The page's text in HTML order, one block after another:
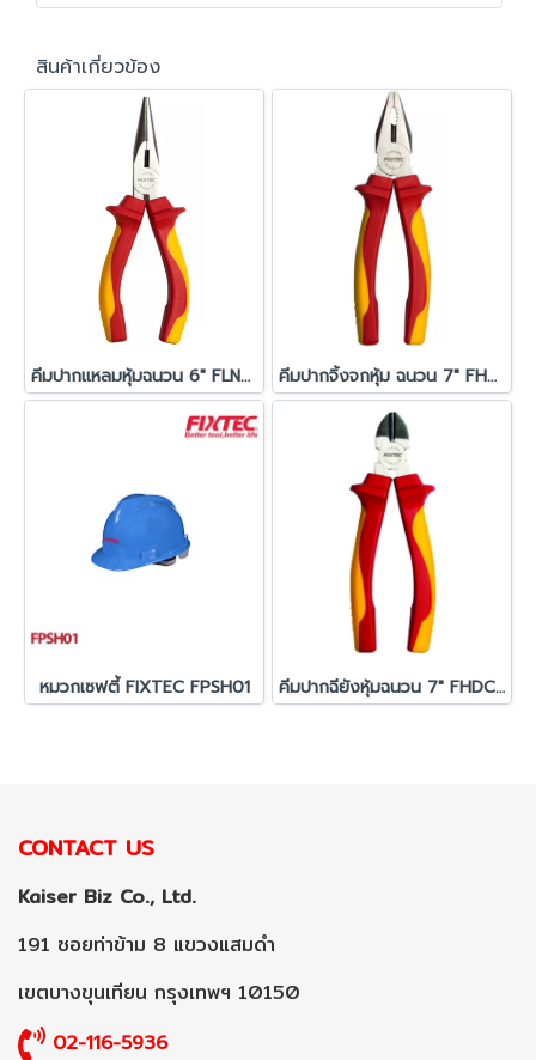
สินค้าเกี่ยวข้อง
คีมปากแหลมหุ้มฉนวน 6" FLNP206 คีมปากจิ้งจกหุ้ม ฉนวน 7" FHCP207
หมวกเซฟตี้ FIXTEC FPSH01 คีมปากฉียังหุ้มฉนวน 7" FHDCP207
CONTACT US
Kaiser Biz Co., Ltd.
191 ซอยท่าข้าม 8 แขวงแสมดำ
เขตบางขุนเทียน กรุงเทพฯ 10150
02-116-5936